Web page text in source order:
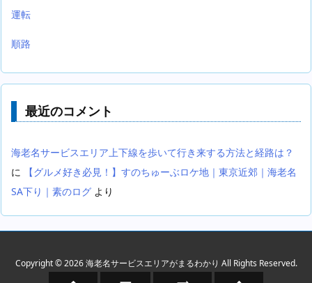
運転
順路
最近のコメント
海老名サービスエリア上下線を歩いて行き来する方法と経路は？
に
【グルメ好き必見！】すのちゅーぶロケ地｜東京近郊｜海老名
SA下り｜素のログ より
Copyright ©2026 海老名サービスエリアがまるわかり All Rights Reserved.